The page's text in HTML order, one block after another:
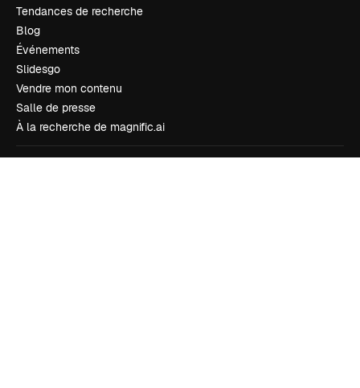
Tendances de recherche
Blog
Événements
Slidesgo
Vendre mon contenu
Salle de presse
À la recherche de magnific.ai